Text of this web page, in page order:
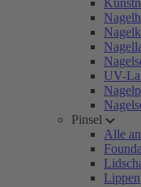
UV-
Pinsel
Alle